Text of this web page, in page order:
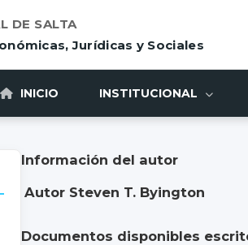
DE SALTA
Jurídicas y Sociales
INICIO INSTITUCIONAL
Información del autor
Autor Steven T. Byington
Documentos disponibles